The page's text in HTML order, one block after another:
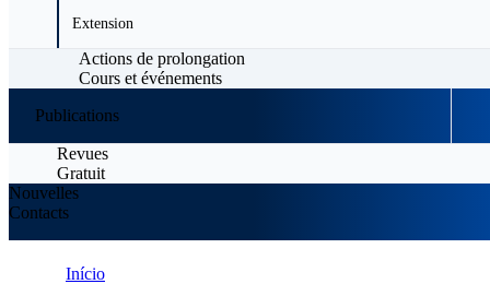
Extension
Actions de prolongation
Cours et événements
Publications
Revues
Gratuit
Nouvelles
Contacts
Início